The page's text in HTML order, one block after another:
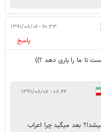
۲۰:۳۳ - ۱۳۹۱/۰۸/۰۶
پاسخ
تا ما را یاری دهد ؟))
۰۸:۴۲ - ۱۳۹۱/۰۸/۰۷
بعد ميگيد چرا اعراب